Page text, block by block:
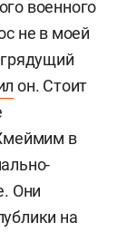
военного
не в моей
он. Стоит
в
Они
на